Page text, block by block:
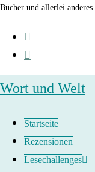
Zum
springen
Bücher und allerlei anderes
Wort und Welt
Startseite
Rezensionen
Lesechallenges